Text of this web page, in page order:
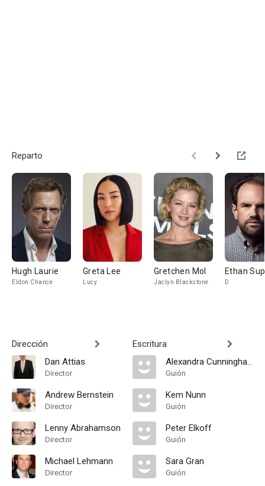
Reparto
Hugh Laurie
Eldon Chance
Greta Lee
Lucy
Gretchen Mol
Jaclyn Blackstone
Ethan
D
Dirección
Dan Attias
Director
Andrew Bernstein
Director
Lenny Abrahamson
Director
Michael Lehmann
Director
Escritura
Alexandra Cunningham
Guión
Kem Nunn
Guión
Peter Elkoff
Guión
Sara Gran
Guión